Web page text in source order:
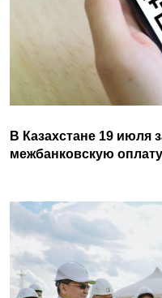
В Казахстане 19 июля
межбанковскую